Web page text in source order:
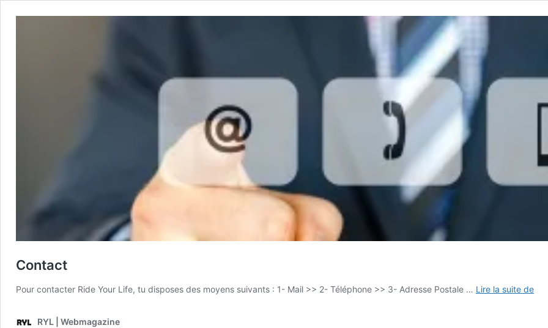
Contact
Pour contacter Ride Your Life, tu disposes des moyens suivants : 1- Mail >> 2- Téléphone >> 3- Adresse Postale … Lire la suite de
RYL | Webmagazine